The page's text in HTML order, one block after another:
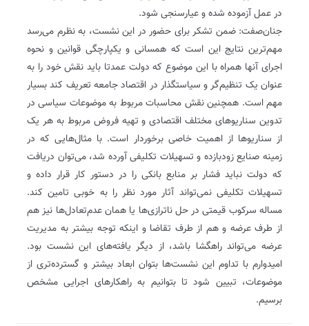
در عمل آزموده شده و عیارسنجی شود.
جنان‌صفت: ضمن تشکر برای حضور در این نشست، به نظرم می‌رسد
مهم‌ترین نتایج این است که همسانی و یکپارچگی قوانین و نحوه
اجرای آنها همراه با این موضوع که دولت عمدتا باید نقش خود را به
عنوان یک تنظیم‌گر و سیاستگذار در اقتصاد جامعه تعریف کند بسیار
مهم است. همچنین نقش محاسبات مربوط به موضوعات سیاسی در
تدوین سناریوهای مختلف اقتصادی و تهیه فروض مربوط به هر یک
از سناریوها از اهمیت خاصی برخوردار است. با مثال‌هایی که در
زمینه صنایع زودبازده و تسهیلات تکلیفی آورده شد، می‌توان دریافت
که دولت نباید فشار بر منابع بانکی را در دستور کار قرار داده و
تسهیلات تکلیفی نمی‌تواند آثار مورد نظر را به خوبی تامین کند.
مساله سرکوب قیمتی در حل ناترازی‌ها یا همان عدم‌تعادل‌ها نیز هم
از طرف عرضه و هم از طرف تقاضا و اینکه توجه بیشتر به مدیریت
عرضه می‌تواند راهگشا باشد، از دیگر یافته‌های این نشست بود.
امیدوارم با تداوم این نشست‌ها بتوان ابعاد بیشتر و گسترده‌تری از
موضوعات، تبیین شود تا بتوانیم به راهکارهای اجرایی مشخص
برسیم.